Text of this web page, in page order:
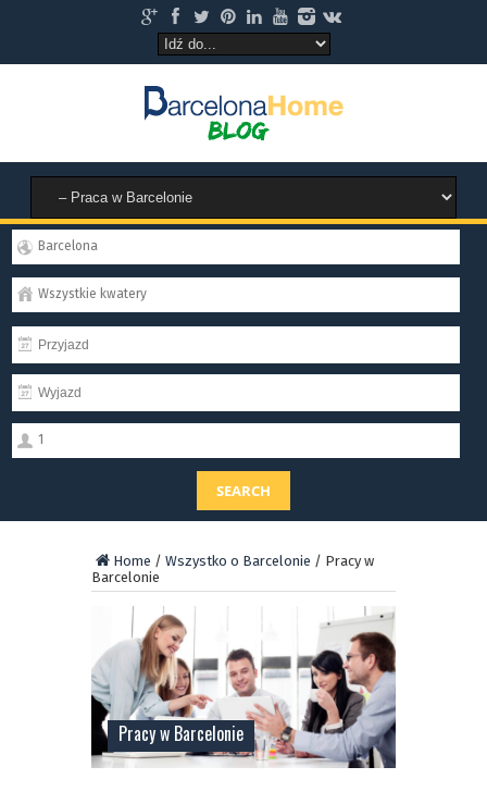
Barcelona
Wszystkie kwatery
1
SEARCH
Home / Wszystko o Barcelonie / Pracy w
Barcelonie
Pracy w Barcelonie